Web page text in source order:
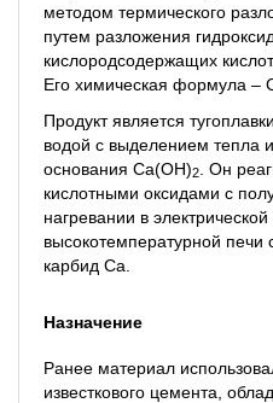
методом термического
путем разложения
кислородсодержащих
Его химическая формула –
Продукт является
водой с выделением тепла
основания Ca(OH)2
. Он
кислотными оксидами с
нагревании в электрической
высокотемпературной печи
карбид Ca.
Назначение
Ранее материал
известкового цемента,